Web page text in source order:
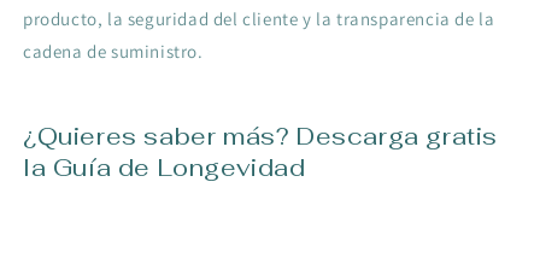
producto, la seguridad del cliente y la transparencia de la
cadena de suministro.
¿Quieres saber más? Descarga gratis
la Guía de Longevidad